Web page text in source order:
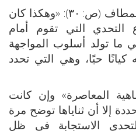
ويقول البشري في نهاية المطاف (ص: ٣٠): «وهكذا كان
التحدي التي تقوم أمام
ما تولد أسلوب المواجهة
كيانًا حيًا، وهي التي تحدد
المعاصرة» وإن كانت
إلا أن ثناياها توضح مرة
الاستجابة في ظل